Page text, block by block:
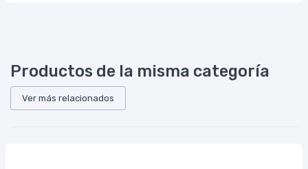
Productos de la misma categoría
Ver más relacionados